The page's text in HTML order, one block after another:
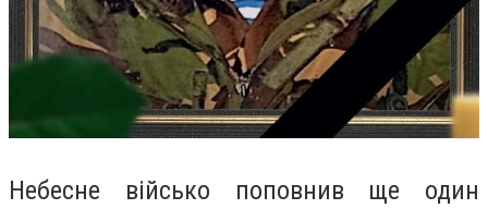
Небесне військо поповнив ще один